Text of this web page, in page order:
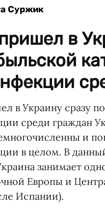
Суржик
в
в Украину сразу
среди граждан
и
в целом. В
занимает
Европы и
Испании).